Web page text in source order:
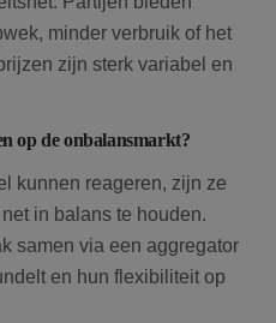
minder verbruik of het
zijn sterk variabel en
op de onbalansmarkt?
kunnen reageren, zijn ze
in balans te houden.
samen via een aggregator
en hun flexibiliteit op